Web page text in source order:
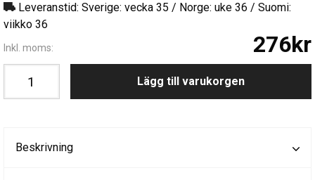
Leveranstid: Sverige: vecka 35 / Norge: uke 36 / Suomi:
viikko 36
Inkl. moms: 276kr
Lägg till varukorgen
Beskrivning